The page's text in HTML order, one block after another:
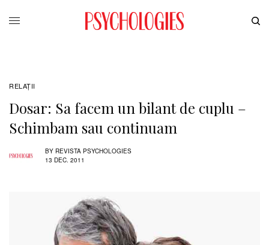
RELAŢII
Dosar: Sa facem un bilant de cuplu –
Schimbam sau continuam
BY REVISTA PSYCHOLOGIES
13 DEC. 2011